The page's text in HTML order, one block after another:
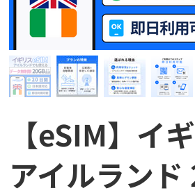
【eSIM】イ
アイルランド